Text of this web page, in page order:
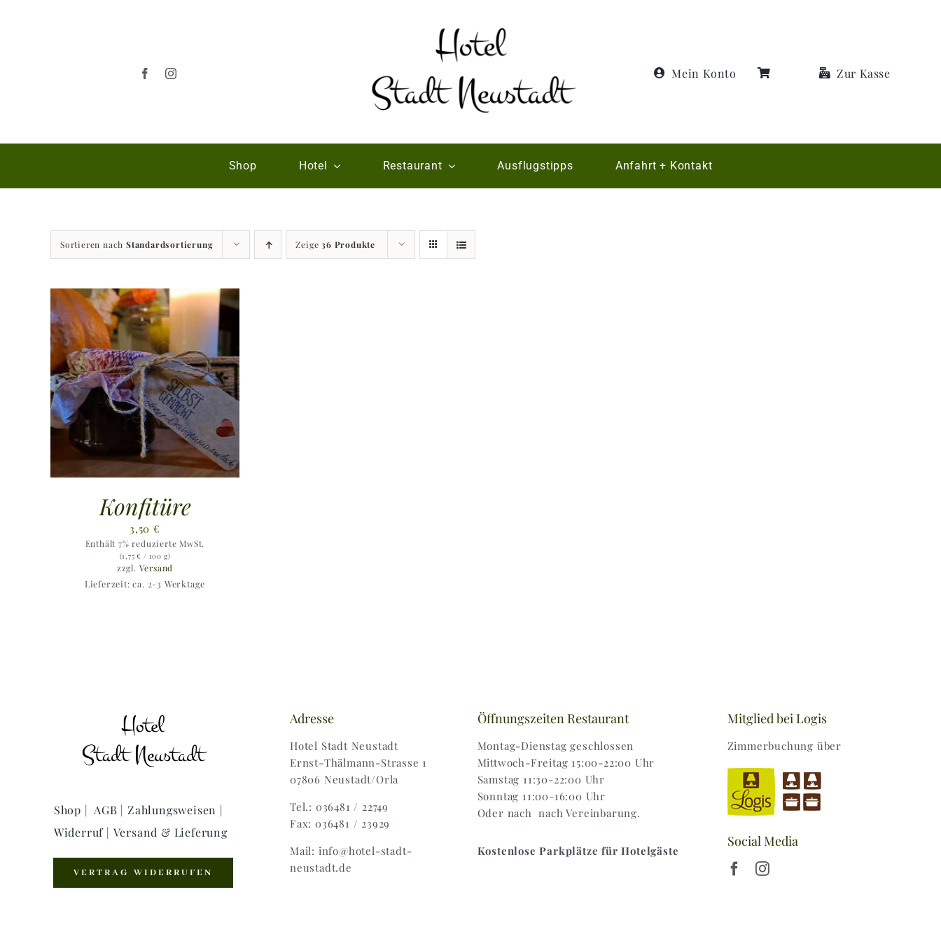
Mein Konto Zur Kasse
Shop Hotel Restaurant Ausflugstipps Anfahrt + Kontakt
Sortieren nach Standardsortierung Zeige36 Produkte
Konfitüre
3,50€
Enthält 7% reduzierte MwSt.
(1,75€ / 100 g)
zzgl. Versand
Lieferzeit: ca. 2-3 Werktage
Shop | AGB | Zahlungsweisen |
Widerruf | Versand & Lieferung
VERTRAG WIDERRUFEN
Adresse
Hotel Stadt Neustadt
Ernst-Thälmann-Strasse 1
07806 Neustadt/Orla
Tel.: 036481 / 22749
Fax: 036481 / 23929
Mail: info@hotel-stadt-
neustadt.de
Öffnungszeiten Restaurant
Montag-Dienstag geschlossen
Mittwoch-Freitag 15:00-22:00 Uhr
Samstag 11:30-22:00 Uhr
Sonntag 11:00-16:00 Uhr
Oder nach nach Vereinbarung.
Kostenlose Parkplätze für Hotelgäste
Mitglied bei Logis
Zimmerbuchung über
Social Media